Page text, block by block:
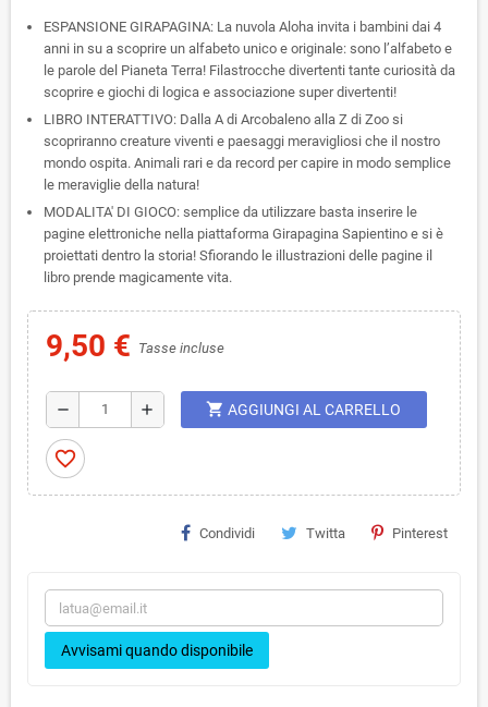
ESPANSIONE GIRAPAGINA: La nuvola Aloha invita i bambini dai 4
anni in su a scoprire un alfabeto unico e originale: sono l’alfabeto e
le parole del Pianeta Terra! Filastrocche divertenti tante curiosità da
scoprire e giochi di logica e associazione super divertenti!
LIBRO INTERATTIVO: Dalla A di Arcobaleno alla Z di Zoo si
scopriranno creature viventi e paesaggi meravigliosi che il nostro
mondo ospita. Animali rari e da record per capire in modo semplice
le meraviglie della natura!
MODALITA' DI GIOCO: semplice da utilizzare basta inserire le
pagine elettroniche nella piattaforma Girapagina Sapientino e si è
proiettati dentro la storia! Sfiorando le illustrazioni delle pagine il
libro prende magicamente vita.
9,50 € Tasse incluse
remove add shopping_cart AGGIUNGI AL CARRELLO
favorite_border
Condividi Twitta Pinterest
Avvisami quando disponibile